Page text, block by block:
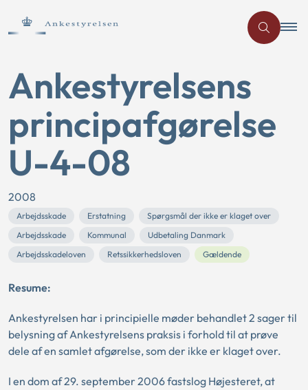
Ankestyrelsens
principafgørelse
U-4-08
2008
Arbejdsskade Erstatning
Spørgsmål der ikke er klaget over
Arbejdsskade
Kommunal
Udbetaling Danmark
Arbejdsskadeloven
Retssikkerhedsloven Gældende
Resume:
Ankestyrelsen har i principielle møder behandlet 2 sager til
belysning af Ankestyrelsens praksis i forhold til at prøve
dele af en samlet afgørelse, som der ikke er klaget over.
I en dom af 29. september 2006 fastslog Højesteret, at